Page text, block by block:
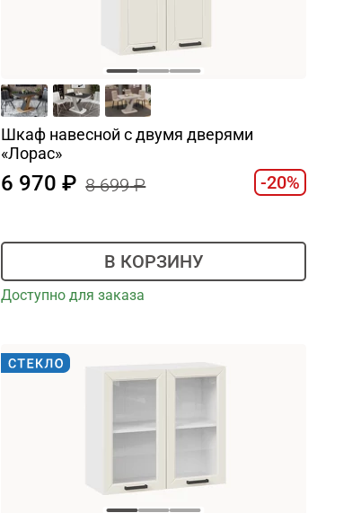
Шкаф навесной c двумя дверями
«Лорас»
6 970 8 699 -20%
В КОРЗИНУ
Доступно для заказа